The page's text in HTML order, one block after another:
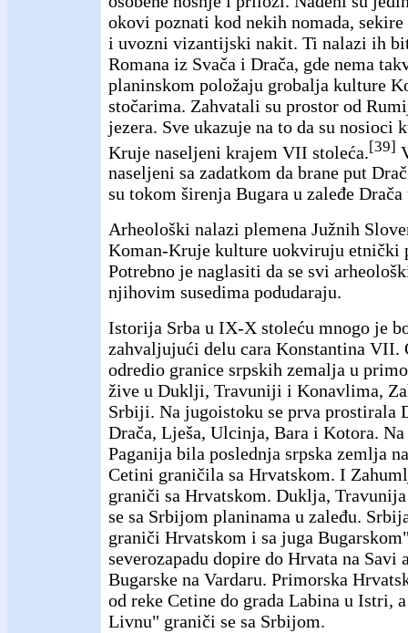
okovi poznati kod nekih nomada,
i uvozni vizantijski nakit. Ti nalazi ih
Romana iz Svača i Drača, gde nema
planinskom položaju grobalja kulture
stočarima. Zahvatali su prostor od
jezera. Sve ukazuje na to da su nosioci
Kruje naseljeni krajem VII stoleća. [39]
naseljeni sa zadatkom da brane put
su tokom širenja Bugara u zaleđe
Arheološki nalazi plemena Južnih
Koman-Kruje kulture uokviruju etnički
Potrebno je naglasiti da se svi
njihovim susedima podudaraju.
Istorija Srba u IX-X stoleću mnogo je
zahvaljujući delu cara Konstantina VII.
odredio granice srpskih zemalja u
žive u Duklji, Travuniji i Konavlima,
Srbiji. Na jugoistoku se prva prostirala
Drača, Lješa, Ulcinja, Bara i Kotora. Na
Paganija bila poslednja srpska zemlja
Cetini graničila sa Hrvatskom. I
graniči sa Hrvatskom. Duklja,
se sa Srbijom planinama u zaleđu.
graniči Hrvatskom i sa juga
severozapadu dopire do Hrvata na Savi
Bugarske na Vardaru. Primorska
od reke Cetine do grada Labina u Istri,
Livnu" graniči se sa Srbijom.